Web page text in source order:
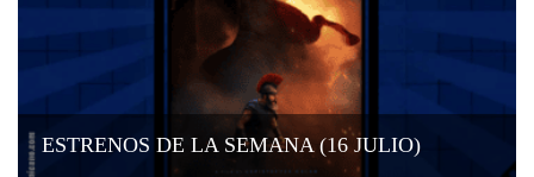
ESTRENOS DE LA SEMANA (16 JULIO)